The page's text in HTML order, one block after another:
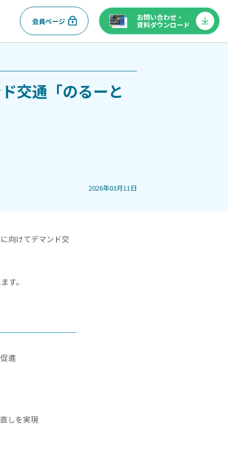
お問い合わせ・
資料ダウンロード
会員ページ
交通「のるーと
2026年03月11日
向けてデマンド交
す。
進
しを実現